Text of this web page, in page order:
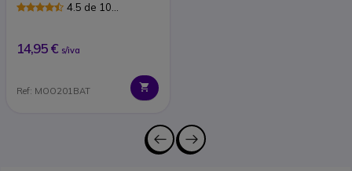
4.5 de 10
14,95 € s/iva
Ref: MOO201BAT